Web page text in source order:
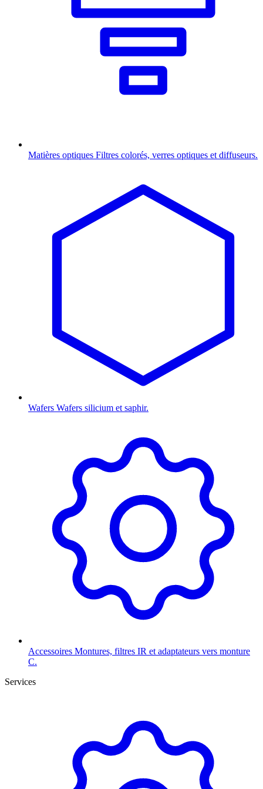
Matières optiques Filtres colorés, verres optiques et diffuseurs.
Wafers Wafers silicium et saphir.
Accessoires Montures, filtres IR et adaptateurs vers monture
C.
Services